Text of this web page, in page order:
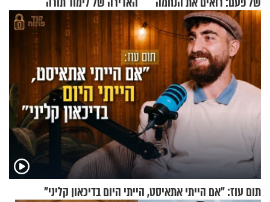
תום עוז: "אם הייתי אתאיסט, הייתי היום בדיכאון קליני"